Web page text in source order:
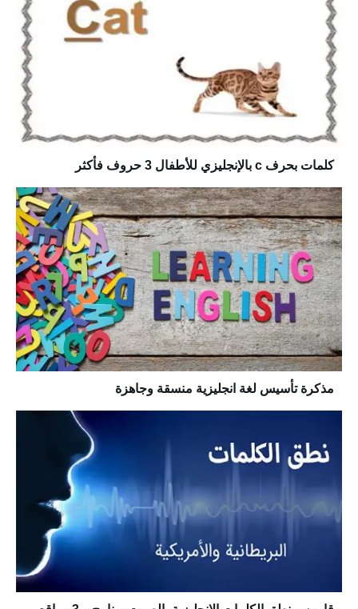
كلمات بحرف c بالإنجليزي للأطفال 3 حروف فأكثر
مذكرة تأسيس لغة انجليزية منسقة وجاهزة